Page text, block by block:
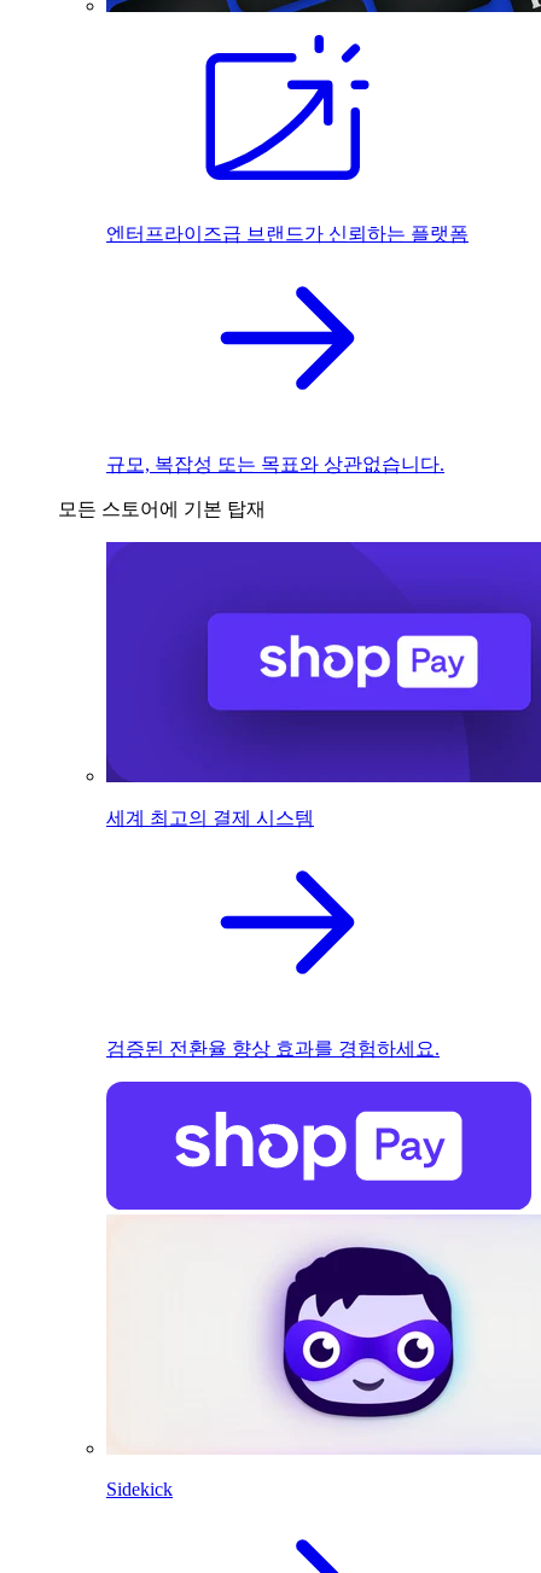
엔터프라이즈급 브랜드가 신뢰하는 플랫폼
규모, 복잡성 또는 목표와 상관없습니다.
모든 스토어에 기본 탑재
세계 최고의 결제 시스템
검증된 전환율 향상 효과를 경험하세요.
Sidekick